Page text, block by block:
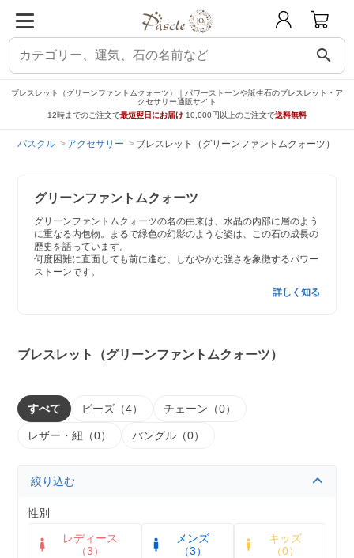
search
ブレスレット（グリーンファントムクォーツ）｜パワーストーンや誕生石のブレスレット・ア
クセサリー通販サイト
12時までのご注文で最短翌日にお届け 10,000円以上のご注文で送料無料
パスクル アクセサリー ブレスレット（グリーンファントムクォーツ）
グリーンファントムクォーツ
グリーンファントムクォーツの名の由来は、水晶の内部に層のよう
に重なる内包物。まるで緑色の幻影のような姿は、この石の成長の
歴史を語っています。
何度困難に直面しても前に進む、しなやかな強さを象徴するパワー
ストーンです。
詳しく知る
ブレスレット（グリーンファントムクォーツ）
すべて ビーズ（4） チェーン（0）
レザー・紐（0） バングル（0）
絞り込む
性別
レディース
（3）
メンズ
（3）
キッズ
（0）